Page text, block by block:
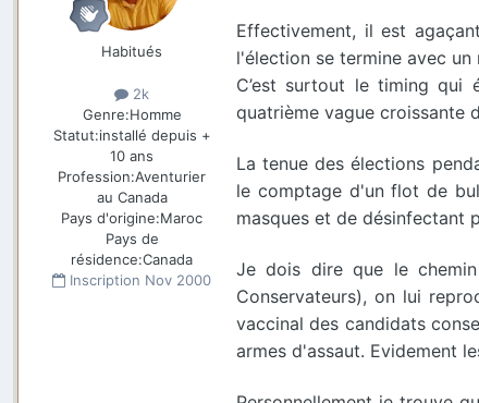
Habitués
2k
Genre:Homme
Statut:installé depuis +
10 ans
Profession:Aventurier
au Canada
Pays d'origine:Maroc
Pays de
résidence:Canada
Inscription Nov 2000
Effectivement, il est
l'élection se termine avec
C’est surtout le timing qui
quatrième vague croissante
La tenue des élections
le comptage d'un flot de
masques et de désinfectant
Je dois dire que le
Conservateurs), on lui
vaccinal des candidats
armes d'assaut. Evidement